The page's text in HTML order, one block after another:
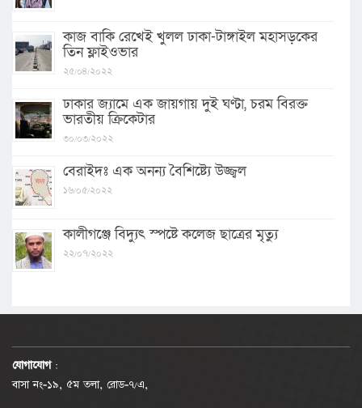
কাজ বাকি রেখেই খুলল ঢাকা-টাঙ্গাইল মহাসড়কের
তিন ফ্লাইওভার
২৫/০৪/২০২২
ঢাকার জ্যামে এক জায়গায় দুই ঘণ্টা, চরম বিরক্ত
ভারতীয় ক্রিকেটার
৩০/০৩/২০২২
বেরাইদঃ এক অনন্য বৈশিষ্ট্যে উজ্জ্বল
১৬/০৫/২০২২
কালীগঞ্জে বিদ্যুৎ স্পষ্টে কলেজ ছাত্রের মৃত্যু
২২/০৭/২০২২
যোগাযোগ :
বাসা নং-১৯, ৫ম তলা, রোড-৭/এ,